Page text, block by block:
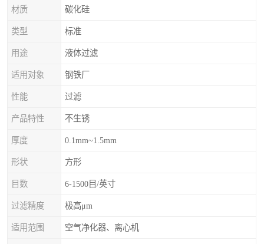
材质 碳化硅
类型 标准
用途 液体过滤
适用对象 钢铁厂
性能 过滤
产品特性 不生锈
厚度 0.1mm~1.5mm
形状 方形
目数 6-1500目/英寸
过滤精度 极高μm
适用范围 空气净化器、离心机